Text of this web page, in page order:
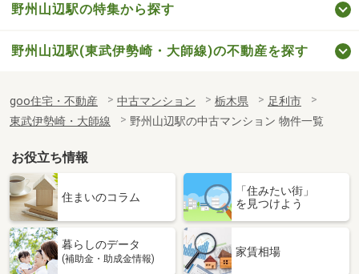
野州山辺駅の特集から探す
野州山辺駅(東武伊勢崎・大師線)の不動産を探す
goo住宅・不動産 中古マンション 栃木県
足利市
東武伊勢崎・大師線
野州山辺駅の中古マンション 物件一覧
お役立ち情報
住まいのコラム
「住みたい街」
を見つけよう
暮らしのデータ
(補助金・助成金情報)
家賃相場